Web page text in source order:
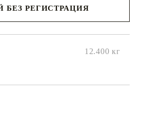
БЕЗ РЕГИСТРАЦИЯ
12.400 кг